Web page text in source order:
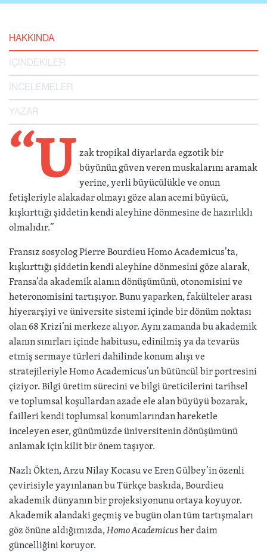
HAKKINDA
İÇİNDEKİLER
İNCELEMELER
YAZAR
“Uzak tropikal diyarlarda egzotik bir
büyünün güven veren muskalarını aramak
yerine, yerli büyücülükle ve onun
fetişleriyle alakadar olmayı göze alan acemi büyücü,
kışkırttığı şiddetin kendi aleyhine dönmesine de hazırlıklı
olmalıdır.”
Fransız sosyolog Pierre Bourdieu Homo Academicus’ta,
kışkırttığı şiddetin kendi aleyhine dönmesini göze alarak,
Fransa’da akademik alanın dönüşümünü, otonomisini ve
heteronomisini tartışıyor. Bunu yaparken, fakülteler arası
hiyerarşiyi ve üniversite sistemi içinde bir dönüm noktası
olan 68 Krizi’ni merkeze alıyor. Aynı zamanda bu akademik
alanın sınırları içinde habitusu, edinilmiş ya da tevarüs
etmiş sermaye türleri dahilinde konum alışı ve
stratejileriyle Homo Academicus’un bütüncül bir portresini
çiziyor. Bilgi üretim sürecini ve bilgi üreticilerini tarihsel
ve toplumsal koşullardan azade ele alan büyüyü bozarak,
failleri kendi toplumsal konumlarından hareketle
inceleyen eser, günümüzde üniversitenin dönüşümünü
anlamak için kilit bir önem taşıyor.
Nazlı Ökten, Arzu Nilay Kocasu ve Eren Gülbey’in özenli
çevirisiyle yayınlanan bu Türkçe baskıda, Bourdieu
akademik dünyanın bir projeksiyonunu ortaya koyuyor.
Akademik alandaki geçmiş ve bugün olan tüm tartışmaları
göz önüne aldığımızda,Homo Academicusher daim
güncelliğini koruyor.